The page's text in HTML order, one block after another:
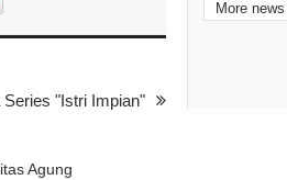
"Istri Impian"
Agung
More news